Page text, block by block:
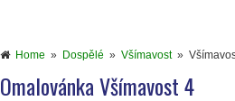
Home » Dospělé » Všímavost»
Omalovánka Všímavost 4